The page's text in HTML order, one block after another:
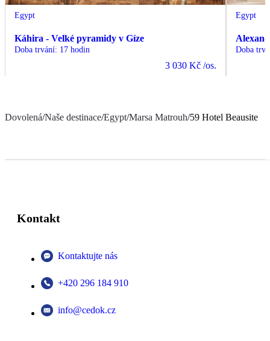
Egypt
Káhira - Velké pyramidy v Gíze
Doba trvání: 17 hodin
3 030 Kč /os.
Egypt
Doba
Dovolená/Naše destinace/Egypt/Marsa Matrouh/59 Hotel Beausite
Kontakt
Kontaktujte nás
+420 296 184 910
info@cedok.cz